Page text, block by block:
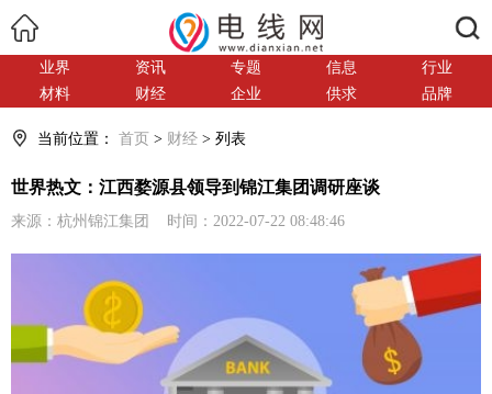
业界 资讯 专题 信息
行业
材料
财经 企业 供求 品牌
当前位置： 首页 > 财经 > 列表
世界热文：江西婺源县领导到锦江集团调研座谈
来源：杭州锦江集团 时间：2022-07-22 08:48:46